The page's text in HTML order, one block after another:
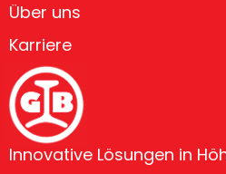
Innovative Lösungen in
Über uns
Karriere